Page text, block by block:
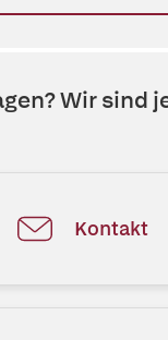
Wir sind
Kontakt